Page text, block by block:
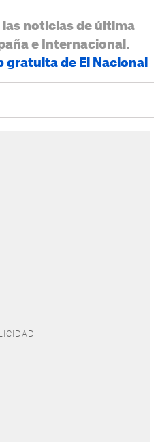
las noticias de última
e Internacional.
gratuita de El Nacional